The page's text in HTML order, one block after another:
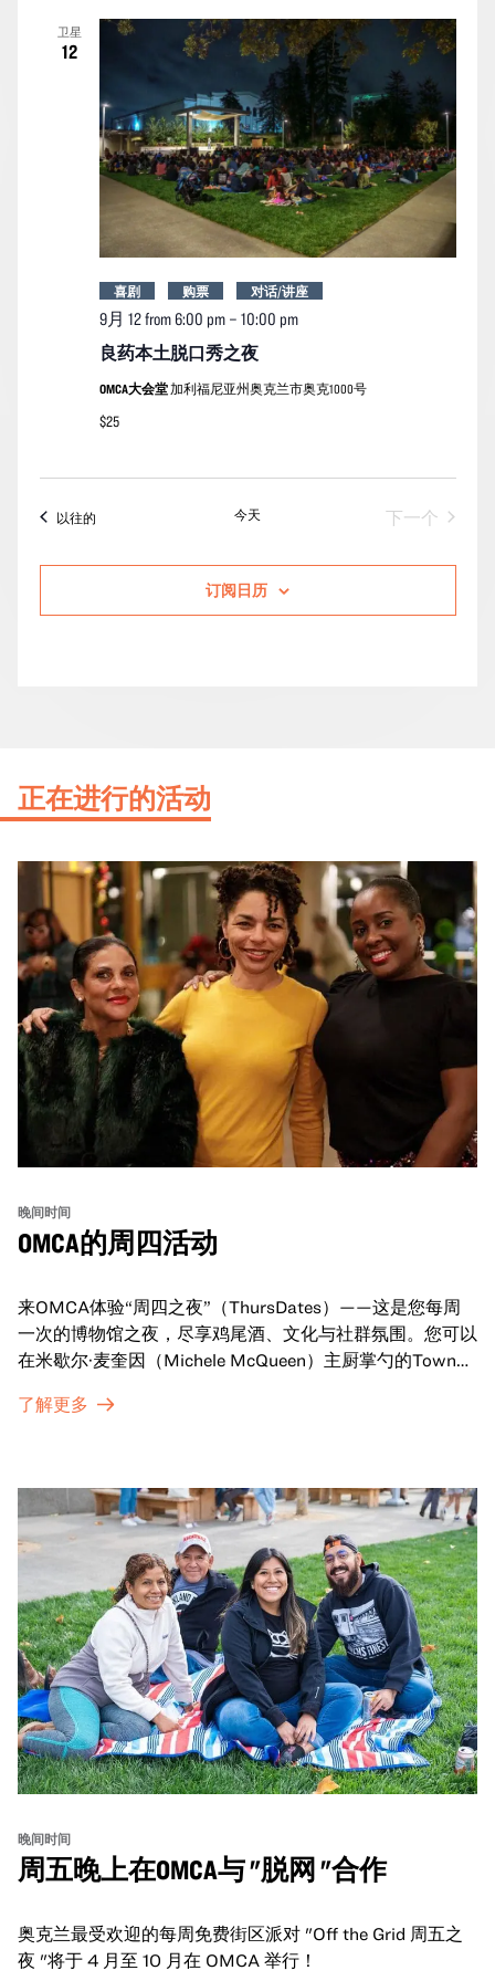
索
和
视
图
导
航
图
导
期。卫星
12
良药本土脱口秀之夜
9月 12 from 6:00 pm– 10:00 pm
喜剧 购票 对话/讲座
OMCA大会堂加利福尼亚州奥克兰市奥克1000号
$25
以往的活动 今天 下一个 活动
订阅日历
正在进行的活动
晚间时间
OMCA的周四活动
来OMCA体验“周四之夜”（ThursDates）——这是您每周
一次的博物馆之夜，尽享鸡尾酒、文化与社群氛围。您可以
在米歇尔·麦奎因（Michele McQueen）主厨掌勺的Town
探索那些在夜幕下焕发活力的展厅，那里将呈现快闪表演、
了解更多
晚间时间
周五晚上在OMCA与 "脱网 "合作
奥克兰最受欢迎的每周免费街区派对 "Off the Grid 周五之
夜 "将于 4 月至 10 月在 OMCA 举行！